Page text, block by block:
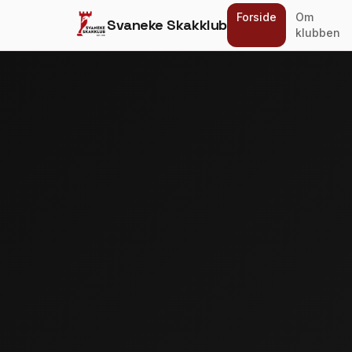
Svaneke Skakklub Forside
Om
klubben